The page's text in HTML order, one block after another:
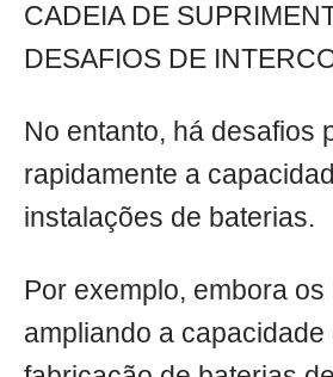
CADEIA DE
DESAFIOS DE
No entanto, há desafios
rapidamente a
instalações de baterias.
Por exemplo, embora os
ampliando a capacidade